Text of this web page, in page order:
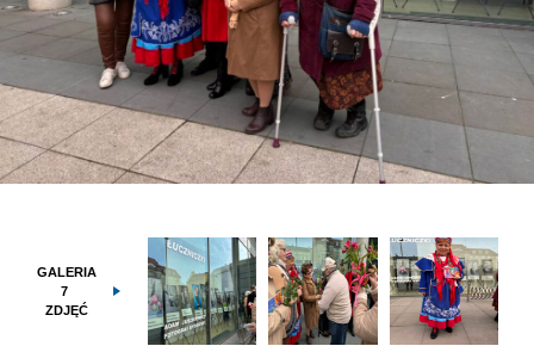
GALERIA
7
ZDJĘĆ